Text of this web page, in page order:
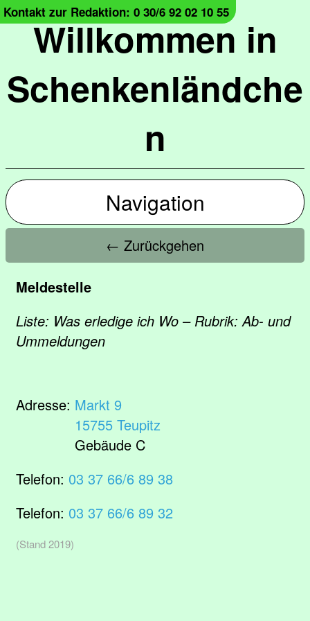
Willkommen in
Schenkenländche
n
Kontakt zur Redaktion: 0 30/6 92 02 10 55
Navigation
← Zurückgehen
Meldestelle
Liste: Was erledige ich Wo – Rubrik: Ab- und
Ummeldungen
Adresse: Markt 9
15755 Teupitz
Gebäude C
Telefon: 03 37 66/6 89 38
Telefon: 03 37 66/6 89 32
(Stand 2019)